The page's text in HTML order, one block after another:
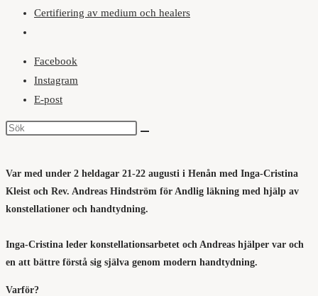
Certifiering av medium och healers
webbplatssökning
Facebook
Instagram
E-post
Var med under 2 heldagar 21-22 augusti i Henån med Inga-Cristina
Kleist och Rev. Andreas Hindström för Andlig läkning med hjälp av
konstellationer och handtydning.
Inga-Cristina leder konstellationsarbetet och Andreas hjälper var och
en att bättre förstå sig själva genom modern handtydning.
Varför?